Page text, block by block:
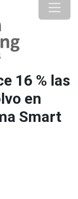
16 % las
en
Smart